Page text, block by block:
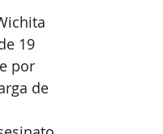
19
por
de